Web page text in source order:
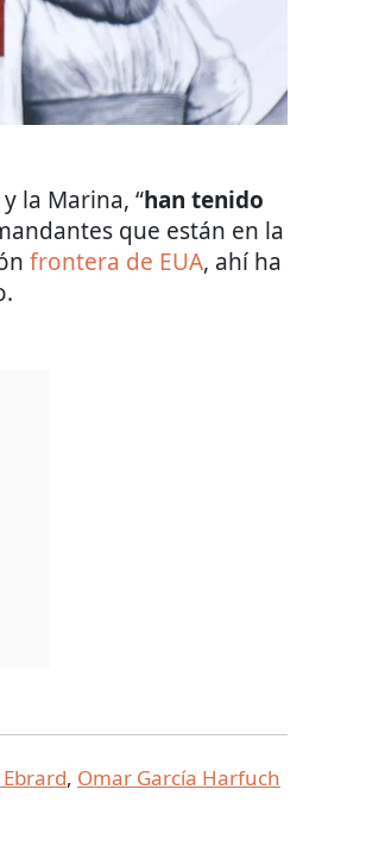
la Marina, “han tenido
que están en la
frontera de EUA, ahí ha
, Omar García Harfuch